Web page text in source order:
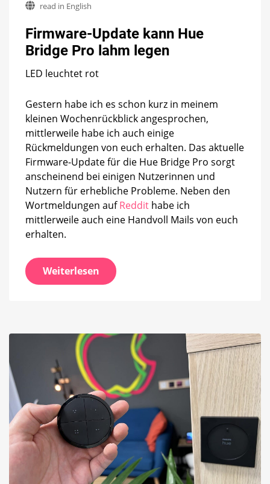
read in English
Firmware-Update kann Hue
Bridge Pro lahm legen
LED leuchtet rot
Gestern habe ich es schon kurz in meinem
kleinen Wochenrückblick angesprochen,
mittlerweile habe ich auch einige
Rückmeldungen von euch erhalten. Das aktuelle
Firmware-Update für die Hue Bridge Pro sorgt
anscheinend bei einigen Nutzerinnen und
Nutzern für erhebliche Probleme. Neben den
Wortmeldungen aufReddit habe ich
mittlerweile auch eine Handvoll Mails von euch
erhalten.
Weiterlesen